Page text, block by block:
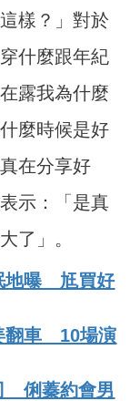
樣？」對於
什麼跟年紀
露我為什麼
麼時候是好
在分享好
示：「是真
了」。
地曝 尪買好
翻車 10場演
俐蓁約會男